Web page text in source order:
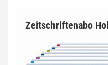
Zeitschriftenabo